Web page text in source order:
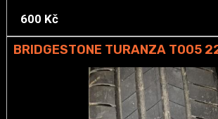
600 Kč
BRIDGESTONE TURANZA T005